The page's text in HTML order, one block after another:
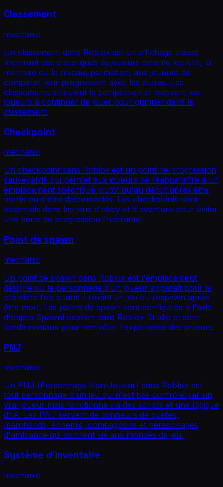
Classement
mechanic
Un classement dans Roblox est un affichage classé
montrant des statistiques de joueurs comme les kills, la
monnaie ou le niveau, permettant aux joueurs de
comparer leur progression avec les autres. Les
classements stimulent la compétition et motivent les
joueurs à continuer de jouer pour grimper dans le
classement.
Checkpoint
mechanic
Un checkpoint dans Roblox est un point de progression
sauvegardé qui permet aux joueurs de réapparaître à un
emplacement spécifique plutôt qu'au début après être
morts ou s'être déconnectés. Les checkpoints sont
essentiels dans les jeux d'obby et d'aventure pour éviter
une perte de progression frustrante.
Point de spawn
mechanic
Un point de spawn dans Roblox est l'emplacement
désigné où le personnage d'un joueur apparaît pour la
première fois quand il rejoint un jeu ou respawn après
être mort. Les points de spawn sont configurés à l'aide
d'objets SpawnLocation dans Roblox Studio et sont
fondamentaux pour contrôler l'expérience des joueurs.
PNJ
mechanic
Un PNJ (Personnage Non-Joueur) dans Roblox est
tout personnage d'un jeu qui n'est pas contrôlé par un
vrai joueur mais fonctionne via des scripts et une logique
d'IA. Les PNJ servent de donneurs de quêtes,
marchands, ennemis, compagnons et personnages
d'ambiance qui donnent vie aux mondes de jeu.
Système d'inventaire
mechanic